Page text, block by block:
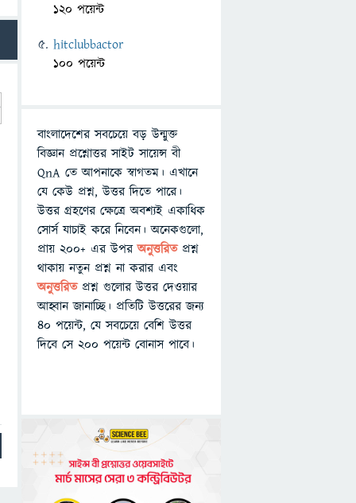
120 পয়েন্ট
hitclubbactor
100 পয়েন্ট
বাংলাদেশের সবচেয়ে বড় উন্মুক্ত
বিজ্ঞান প্রশ্নোত্তর সাইট সায়েন্স বী
QnA তে আপনাকে স্বাগতম। এখানে
যে কেউ প্রশ্ন, উত্তর দিতে পারে।
উত্তর গ্রহণের ক্ষেত্রে অবশ্যই একাধিক
সোর্স যাচাই করে নিবেন। অনেকগুলো,
প্রায় ২০০+ এর উপরঅনুত্তরিতপ্রশ্ন
থাকায় নতুন প্রশ্ন না করার এবং
অনুত্তরিত প্রশ্ন গুলোর উত্তর দেওয়ার
আহ্বান জানাচ্ছি। প্রতিটি উত্তরের জন্য
৪০ পয়েন্ট, যে সবচেয়ে বেশি উত্তর
দিবে সে ২০০ পয়েন্ট বোনাস পাবে।